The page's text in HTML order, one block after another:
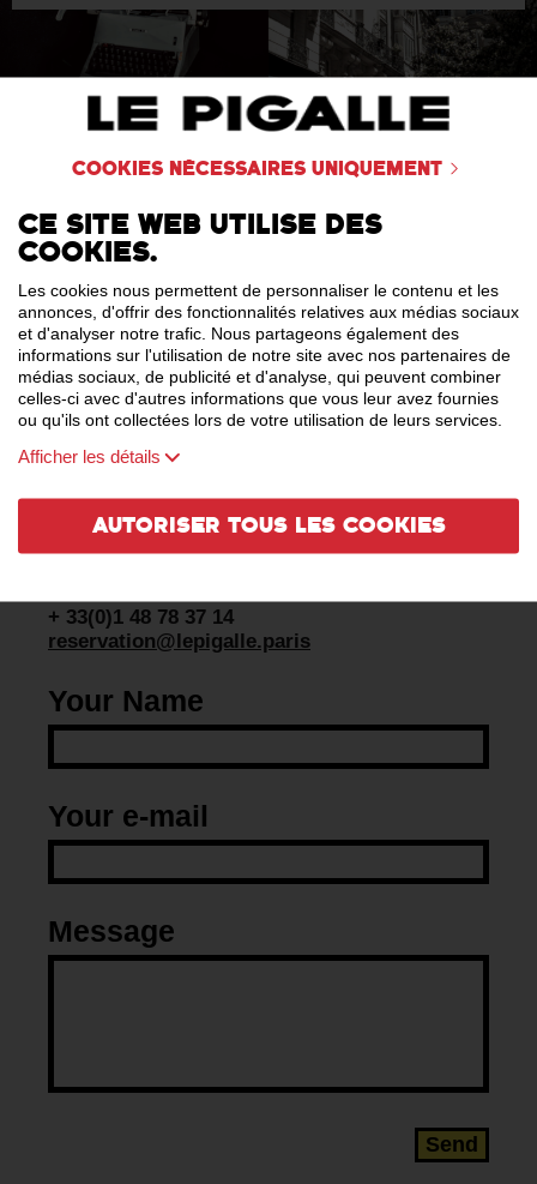
Cookies nécessaires uniquement
Ce site web utilise des
cookies.
Les cookies nous permettent de personnaliser le contenu et les
annonces, d'offrir des fonctionnalités relatives aux médias sociaux
et d'analyser notre trafic. Nous partageons également des
informations sur l'utilisation de notre site avec nos partenaires de
médias sociaux, de publicité et d'analyse, qui peuvent combiner
celles-ci avec d'autres informations que vous leur avez fournies
ou qu'ils ont collectées lors de votre utilisation de leurs services.
Afficher les détails
Autoriser tous les cookies
CONTACT
+ 33(0)1 48 78 37 14
reservation@lepigalle.paris
Your Name
Your e-mail
Message